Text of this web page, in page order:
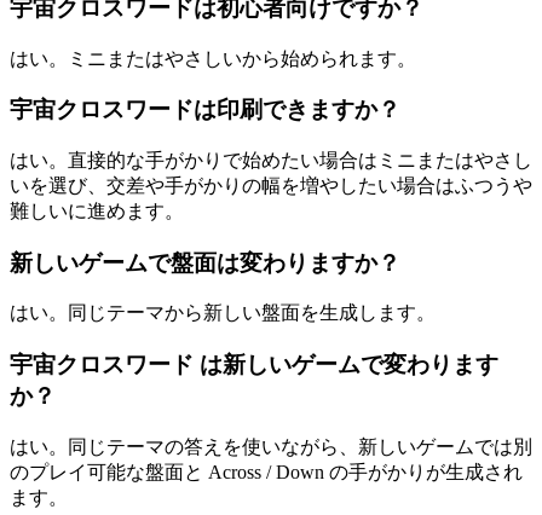
宇宙クロスワードは初心者向けですか？
はい。ミニまたはやさしいから始められます。
宇宙クロスワードは印刷できますか？
はい。直接的な手がかりで始めたい場合はミニまたはやさし
いを選び、交差や手がかりの幅を増やしたい場合はふつうや
難しいに進めます。
新しいゲームで盤面は変わりますか？
はい。同じテーマから新しい盤面を生成します。
宇宙クロスワード は新しいゲームで変わります
か？
はい。同じテーマの答えを使いながら、新しいゲームでは別
のプレイ可能な盤面と Across / Down の手がかりが生成され
ます。